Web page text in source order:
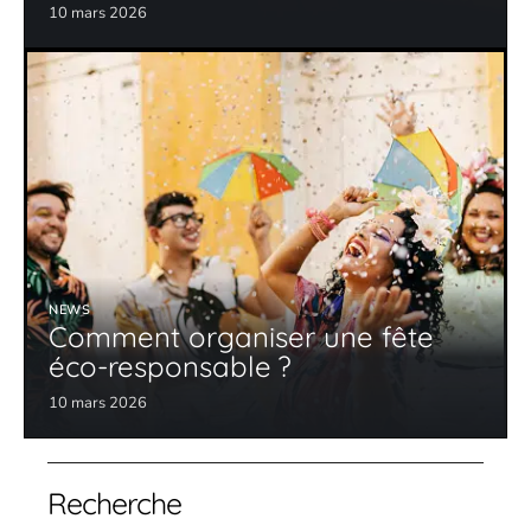
10 mars 2026
NEWS
Comment organiser une fête
éco-responsable ?
10 mars 2026
Recherche